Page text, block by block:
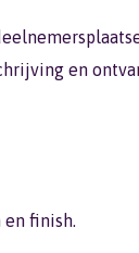
en
finish.